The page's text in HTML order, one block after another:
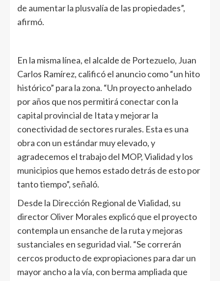
de aumentar la plusvalía de las propiedades”,
afirmó.
En la misma línea, el alcalde de Portezuelo, Juan
Carlos Ramírez, calificó el anuncio como “un hito
histórico” para la zona. “Un proyecto anhelado
por años que nos permitirá conectar con la
capital provincial de Itata y mejorar la
conectividad de sectores rurales. Esta es una
obra con un estándar muy elevado, y
agradecemos el trabajo del MOP, Vialidad y los
municipios que hemos estado detrás de esto por
tanto tiempo”, señaló.
Desde la Dirección Regional de Vialidad, su
director Oliver Morales explicó que el proyecto
contempla un ensanche de la ruta y mejoras
sustanciales en seguridad vial. “Se correrán
cercos producto de expropiaciones para dar un
mayor ancho a la vía, con berma ampliada que